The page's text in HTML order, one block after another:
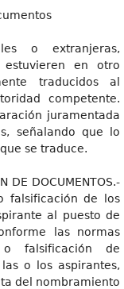
o extranjeras,
estuvieren en otro
traducidos al
competente.
juramentada
señalando que lo
se traduce.
DE DOCUMENTOS.-
falsificación de los
al puesto de
las normas
o falsificación de
o los aspirantes,
del nombramiento